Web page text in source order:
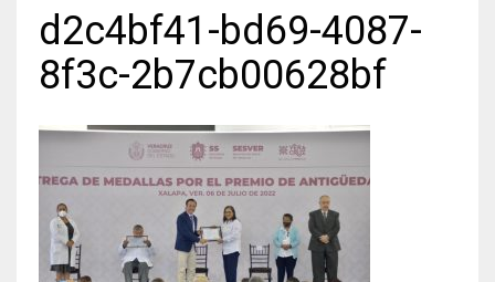
d2c4bf41-bd69-4087-
8f3c-2b7cb00628bf